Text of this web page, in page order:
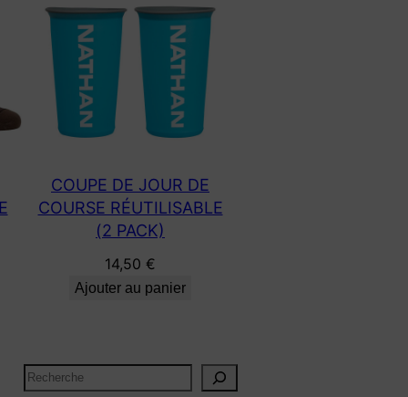
COUPE DE JOUR DE
COURSE RÉUTILISABLE
(2 PACK)
14,50 €
Ajouter au panier
R